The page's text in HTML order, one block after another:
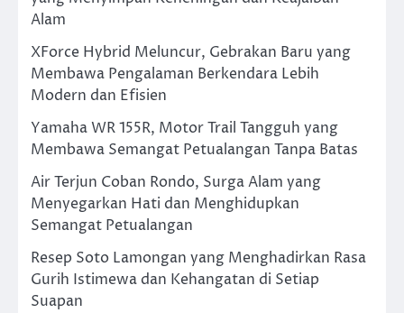
Alam
XForce Hybrid Meluncur, Gebrakan Baru yang
Membawa Pengalaman Berkendara Lebih
Modern dan Efisien
Yamaha WR 155R, Motor Trail Tangguh yang
Membawa Semangat Petualangan Tanpa Batas
Air Terjun Coban Rondo, Surga Alam yang
Menyegarkan Hati dan Menghidupkan
Semangat Petualangan
Resep Soto Lamongan yang Menghadirkan Rasa
Gurih Istimewa dan Kehangatan di Setiap
Suapan